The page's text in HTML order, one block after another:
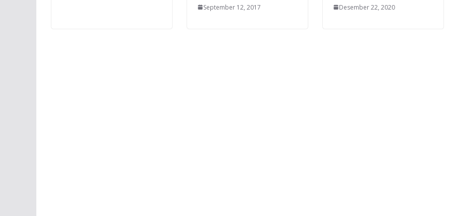
September 12, 2017 Desember 22, 2020